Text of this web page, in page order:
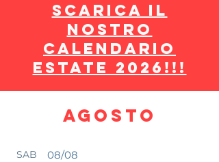
scarica IL
NOSTRO
CALENDARIO
ESTATE 2026!!!
AGOSTO
SAB 08/08